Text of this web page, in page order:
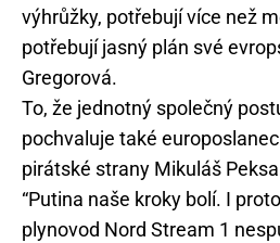
výhrůžky, potřebují více než
potřebují jasný plán své
Gregorová.
To, že jednotný společný
pochvaluje také
pirátské strany Mikuláš
“Putina naše kroky bolí. I
plynovod Nord Stream 1